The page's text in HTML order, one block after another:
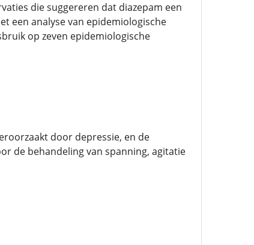
die suggereren dat diazepam een
een analyse van epidemiologische
op zeven epidemiologische
door depressie, en de
de behandeling van spanning, agitatie